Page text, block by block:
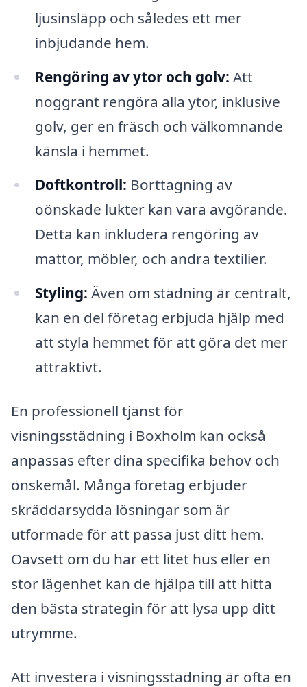
ljusinsläpp och således ett mer
inbjudande hem.
Rengöring av ytor och golv: Att
noggrant rengöra alla ytor, inklusive
golv, ger en fräsch och välkomnande
känsla i hemmet.
Doftkontroll: Borttagning av
oönskade lukter kan vara avgörande.
Detta kan inkludera rengöring av
mattor, möbler, och andra textilier.
Styling: Även om städning är centralt,
kan en del företag erbjuda hjälp med
att styla hemmet för att göra det mer
attraktivt.
En professionell tjänst för
visningsstädning i Boxholm kan också
anpassas efter dina specifika behov och
önskemål. Många företag erbjuder
skräddarsydda lösningar som är
utformade för att passa just ditt hem.
Oavsett om du har ett litet hus eller en
stor lägenhet kan de hjälpa till att hitta
den bästa strategin för att lysa upp ditt
utrymme.
Att investera i visningsstädning är ofta en